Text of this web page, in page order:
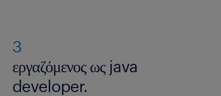
3
εργαζόμενος ως java
developer.